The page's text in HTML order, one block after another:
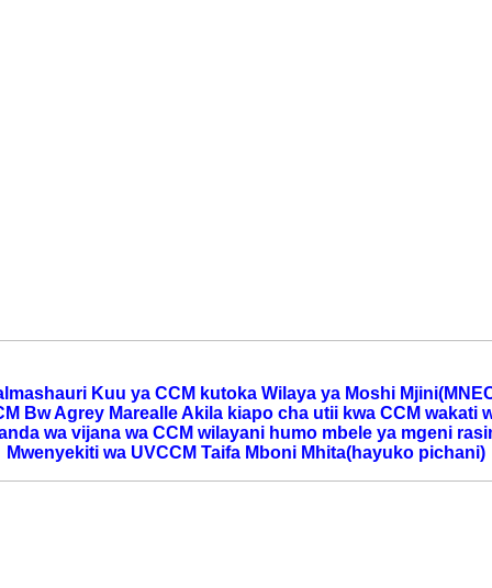
Kuu ya CCM kutoka Wilaya ya Moshi
Bw Agrey Marealle Akila kiapo cha utii kwa CCM wakati
wa vijana wa CCM wilayani humo mbele ya mgeni
Mwenyekiti wa UVCCM Taifa Mboni Mhita(hayuko pichani)